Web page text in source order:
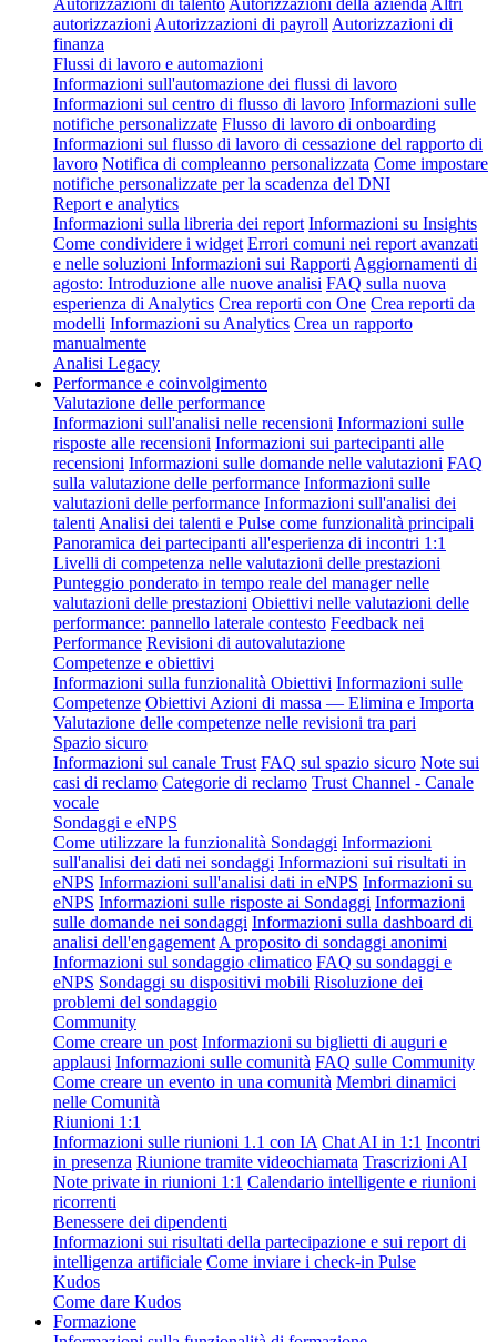
autorizzazioni Autorizzazioni di payroll Autorizzazioni di
finanza
Flussi di lavoro e automazioni
Informazioni sull'automazione dei flussi di lavoro
Informazioni sul centro di flusso di lavoro Informazioni sulle
notifiche personalizzate Flusso di lavoro di onboarding
Informazioni sul flusso di lavoro di cessazione del rapporto di
lavoro Notifica di compleanno personalizzata Come impostare
notifiche personalizzate per la scadenza del DNI
Report e analytics
Informazioni sulla libreria dei report Informazioni su Insights
Come condividere i widget Errori comuni nei report avanzati
e nelle soluzioni Informazioni sui Rapporti Aggiornamenti di
agosto: Introduzione alle nuove analisi FAQ sulla nuova
esperienza di Analytics Crea reporti con One Crea reporti da
modelli Informazioni su Analytics Crea un rapporto
manualmente
Analisi Legacy
Performance e coinvolgimento
Valutazione delle performance
Informazioni sull'analisi nelle recensioni Informazioni sulle
risposte alle recensioni Informazioni sui partecipanti alle
recensioni Informazioni sulle domande nelle valutazioni FAQ
sulla valutazione delle performance Informazioni sulle
valutazioni delle performance Informazioni sull'analisi dei
talenti Analisi dei talenti e Pulse come funzionalità principali
Panoramica dei partecipanti all'esperienza di incontri 1:1
Livelli di competenza nelle valutazioni delle prestazioni
Punteggio ponderato in tempo reale del manager nelle
valutazioni delle prestazioni Obiettivi nelle valutazioni delle
performance: pannello laterale contesto Feedback nei
Performance Revisioni di autovalutazione
Competenze e obiettivi
Informazioni sulla funzionalità Obiettivi Informazioni sulle
Competenze Obiettivi Azioni di massa — Elimina e Importa
Valutazione delle competenze nelle revisioni tra pari
Spazio sicuro
Informazioni sul canale Trust FAQ sul spazio sicuro Note sui
casi di reclamo Categorie di reclamo Trust Channel - Canale
vocale
Sondaggi e eNPS
Come utilizzare la funzionalità Sondaggi Informazioni
sull'analisi dei dati nei sondaggi Informazioni sui risultati in
eNPS Informazioni sull'analisi dati in eNPS Informazioni su
eNPS Informazioni sulle risposte ai Sondaggi Informazioni
sulle domande nei sondaggi Informazioni sulla dashboard di
analisi dell'engagement A proposito di sondaggi anonimi
Informazioni sul sondaggio climatico FAQ su sondaggi e
eNPS Sondaggi su dispositivi mobili Risoluzione dei
problemi del sondaggio
Community
Come creare un post Informazioni su biglietti di auguri e
applausi Informazioni sulle comunità FAQ sulle Community
Come creare un evento in una comunità Membri dinamici
nelle Comunità
Riunioni 1:1
Informazioni sulle riunioni 1.1 con IA Chat AI in 1:1 Incontri
in presenza Riunione tramite videochiamata Trascrizioni AI
Note private in riunioni 1:1 Calendario intelligente e riunioni
ricorrenti
Benessere dei dipendenti
Informazioni sui risultati della partecipazione e sui report di
intelligenza artificiale Come inviare i check-in Pulse
Kudos
Come dare Kudos
Formazione